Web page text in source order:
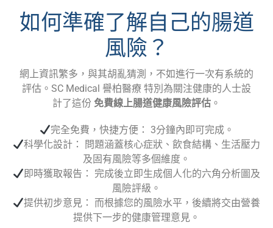
如何準確了解自己的腸道
風險？
網上資訊繁多，與其胡亂猜測，不如進行一次有系統的
評估。SC Medical 譽柏醫療 特別為關注健康的人士設
計了這份 免費線上腸道健康風險評估 。
完全免費，快捷方便： 3分鐘內即可完成。
科學化設計： 問題涵蓋核心症狀、飲食結構、生活壓力
及固有風險等多個維度。
即時獲取報告： 完成後立即生成個人化的六角分析圖及
風險評級。
提供初步意見： 而根據您的風險水平，後續將交由營養
提供下一步的健康管理意見。